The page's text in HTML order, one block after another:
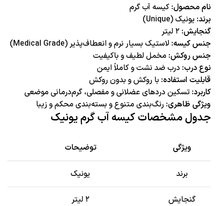
نام محصول: کیسه آب گرم
برند: یونیک (Unique)
گنجایش:
جنس کیسه: لاستیک بسیار نرم و انعطاف‌پذیر (Medical Grade)
جنس روکش: مخمل لطیف و باکیفیت
نوع درب: درب ضد نشت و کاملاً ایمن
قابلیت استفاده: با روکش و بدون روکش
کاربرد: تسکین دردهای عضلانی و مفصلی، گرم‌درمانی موضعی
ویژگی ظاهری: رنگ‌بندی متنوع و بسته‌بندی محکم و زیبا
جدول مشخصات کیسه آب گرم یونیک
ویژگی توضیحات
برند یونیک
گنجایش ۲ لیتر